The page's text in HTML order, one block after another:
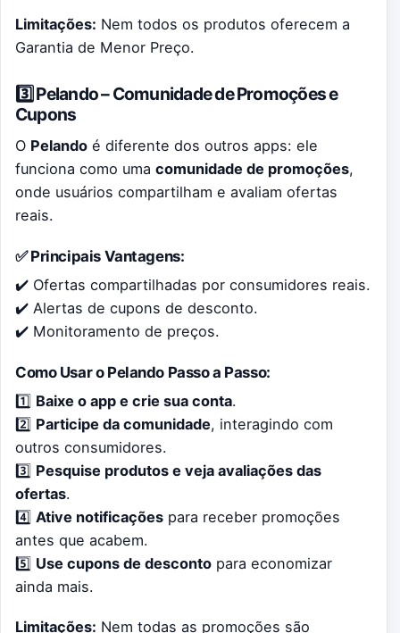
Limitações: Nem todos os produtos oferecem a
Garantia de Menor Preço.
3️⃣ Pelando – Comunidade de Promoções e
Cupons
O Pelando é diferente dos outros apps: ele
funciona como uma comunidade de promoções,
onde usuários compartilham e avaliam ofertas
reais.
✅ Principais Vantagens:
✔️ Ofertas compartilhadas por consumidores reais.
✔️ Alertas de cupons de desconto.
✔️ Monitoramento de preços.
Como Usar o Pelando Passo a Passo:
1️⃣ Baixe o app e crie sua conta.
2️⃣ Participe da comunidade, interagindo com
outros consumidores.
3️⃣ Pesquise produtos e veja avaliações das
ofertas.
4️⃣ Ative notificações para receber promoções
antes que acabem.
5️⃣ Use cupons de desconto para economizar
ainda mais.
Limitações: Nem todas as promoções são